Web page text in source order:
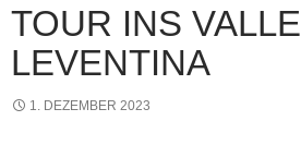
TOUR INS VALLE
LEVENTINA
1. DEZEMBER 2023